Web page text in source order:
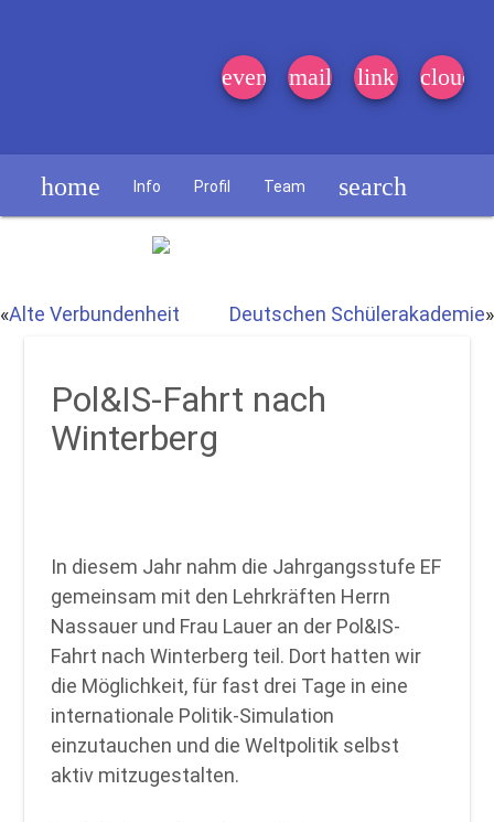
event_note
mail link cloud
home Info Profil Team search
«Alte Verbundenheit Deutschen Schülerakademie»
Pol&IS-Fahrt nach
Winterberg
In diesem Jahr nahm die Jahrgangsstufe EF
gemeinsam mit den Lehrkräften Herrn
Nassauer und Frau Lauer an der Pol&IS-
Fahrt nach Winterberg teil. Dort hatten wir
die Möglichkeit, für fast drei Tage in eine
internationale Politik-Simulation
einzutauchen und die Weltpolitik selbst
aktiv mitzugestalten.